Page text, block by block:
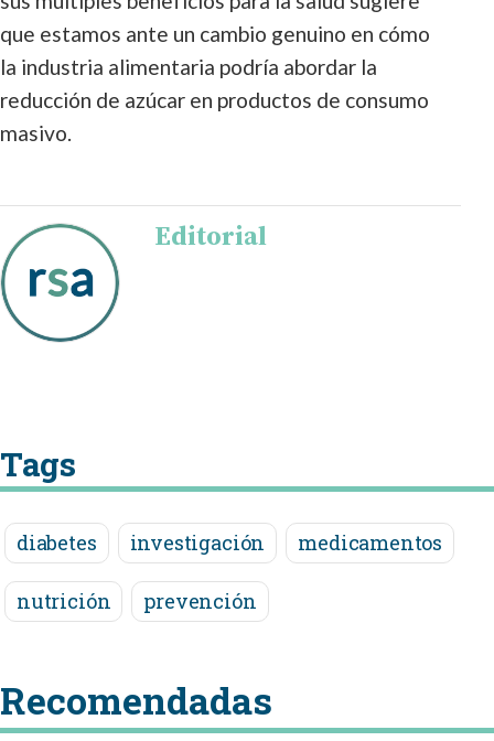
que estamos ante un cambio genuino en cómo
la industria alimentaria podría abordar la
reducción de azúcar en productos de consumo
masivo.
Editorial
Tags
diabetes investigación medicamentos
nutrición prevención
Recomendadas